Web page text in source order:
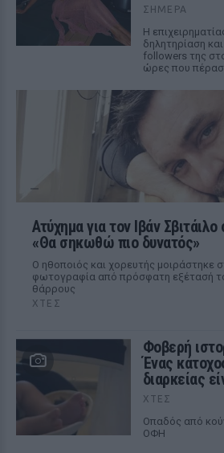
ΣΉΜΕΡΑ
Η
δηλητηρίαση
followers της
ώρες που
Ατύχημα για τον Ιβάν
«Θα σηκωθώ πιο δυνατός»
Ο ηθοποιός και χορευτής μοιράστηκε
φωτογραφία από πρόσφατη εξέτασή
θάρρους
ΧΤΕΣ
Φοβερή
Ένας
διαρκείας
ΧΤΕΣ
Οπαδός από
ΟΦΗ